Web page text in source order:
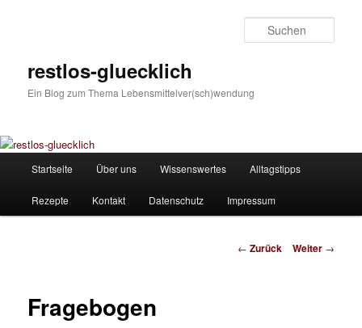
restlos-gluecklich
Ein Blog zum Thema Lebensmittelver(sch)wendung
Startseite Über uns Wissenswertes Alltagstipps
Rezepte Kontakt Datenschutz Impressum
Beitrags-
← Zurück Weiter →
Fragebogen